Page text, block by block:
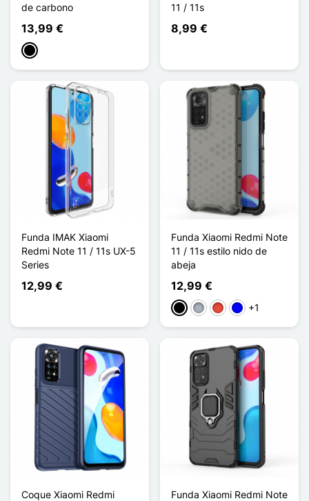
de carbono
13,99 €
Negro
11 / 11s
8,99 €
Funda IMAK Xiaomi
Redmi Note 11 / 11s UX-5
Series
12,99 €
Funda Xiaomi Redmi Note
11 / 11s estilo nido de
abeja
12,99 €
NegroGris RojoAzul+1
Coque Xiaomi Redmi
Funda Xiaomi Redmi Note